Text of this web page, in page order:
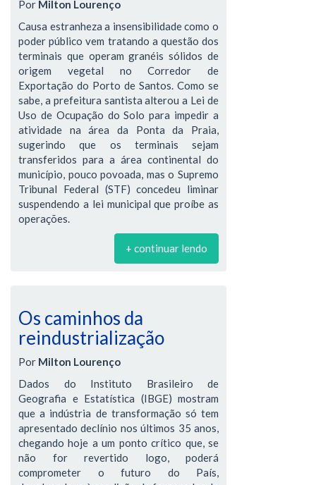
Por Milton Lourenço
Causa estranheza a insensibilidade como o
poder público vem tratando a questão dos
terminais que operam granéis sólidos de
origem vegetal no Corredor de
Exportação do Porto de Santos. Como se
sabe, a prefeitura santista alterou a Lei de
Uso de Ocupação do Solo para impedir a
atividade na área da Ponta da Praia,
sugerindo que os terminais sejam
transferidos para a área continental do
município, pouco povoada, mas o Supremo
Tribunal Federal (STF) concedeu liminar
suspendendo a lei municipal que proíbe as
operações.
+ continuar lendo
Os caminhos da
reindustrialização
Por Milton Lourenço
Dados do Instituto Brasileiro de
Geografia e Estatística (IBGE) mostram
que a indústria de transformação só tem
apresentado declínio nos últimos 35 anos,
chegando hoje a um ponto crítico que, se
não for revertido logo, poderá
comprometer o futuro do País,